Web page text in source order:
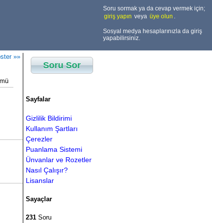
Soru sormak ya da cevap vermek için;
giriş yapın veya üye olun .
Sosyal medya hesaplarınızla da giriş
yapabilirsiniz.
»»
Soru Sor
Sayfalar
Gizlilik Bildirimi
Kullanım Şartları
Çerezler
Puanlama Sistemi
Ünvanlar ve Rozetler
Nasıl Çalışır?
Lisanslar
Sayaçlar
231 Soru